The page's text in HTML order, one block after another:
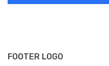
FOOTER LOGO